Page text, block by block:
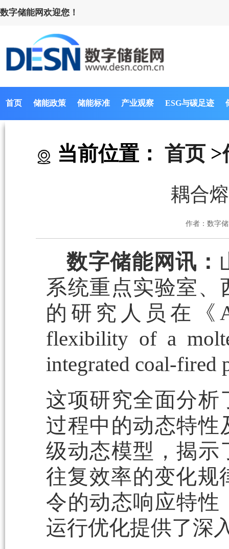
数字储能网欢迎您！
首页 储能政策 储能标准 产业观察 ESG与碳足迹
当前位置： 首页 >
耦合
作者：数字
数字储能网讯：
系统重点实验室
的研究人员在《
flexibility of a
integrated coal-
这项研究全面分析
过程中的动态特性
级动态模型，揭示
往复效率的变化规
令的动态响应特性
运行优化提供了深